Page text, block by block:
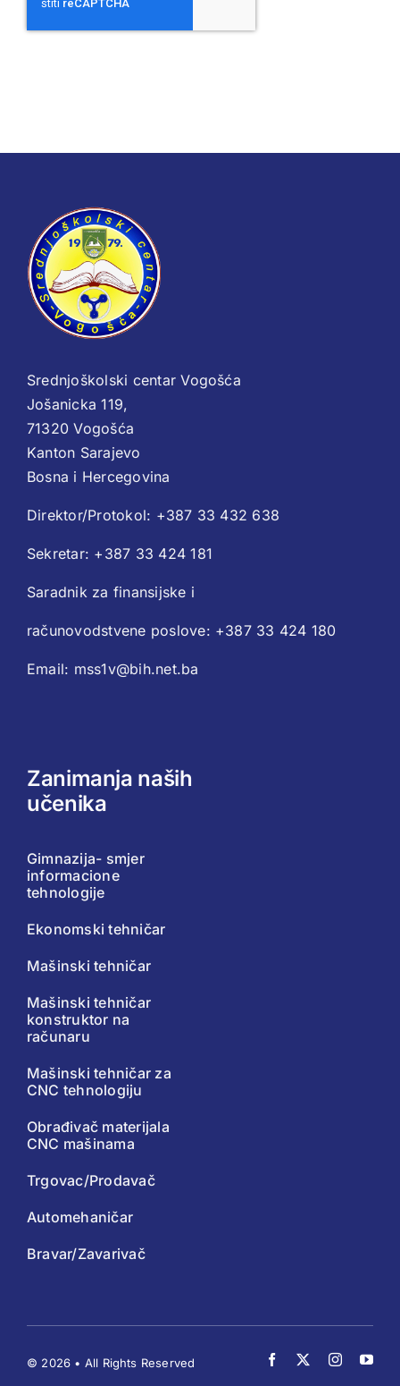
Srednjoškolski centar Vogošća
Jošanicka 119,
71320 Vogošća
Kanton Sarajevo
Bosna i Hercegovina
Direktor/Protokol: +387 33 432 638
Sekretar: +387 33 424 181
Saradnik za finansijske i
računovodstvene poslove: +387 33 424 180
Email: mss1v@bih.net.ba
Zanimanja naših
učenika
Gimnazija- smjer
informacione
tehnologije
Ekonomski tehničar
Mašinski tehničar
Mašinski tehničar
konstruktor na
računaru
Mašinski tehničar za
CNC tehnologiju
Obrađivač materijala
CNC mašinama
Trgovac/Prodavač
Automehaničar
Bravar/Zavarivač
© 2026 • All Rights Reserved